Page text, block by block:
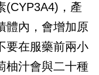
(CYP3A4)，產
體內，會增加原
要在服藥前兩小
柚汁會與二十種